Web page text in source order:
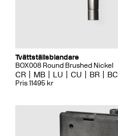
Tvättställsblandare
BOX008 Round Brushed Nickel
CR MB LU CU BR BC
Pris 11495 kr